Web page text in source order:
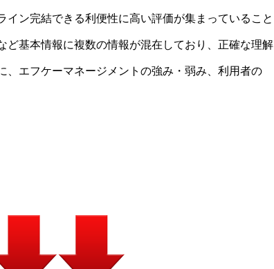
ン完結できる利便性に高い評価が集まっていること
基本情報に複数の情報が混在しており、正確な理解
エフケーマネージメントの強み・弱み、利用者の